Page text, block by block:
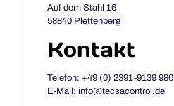
Auf dem Stahl 16
58840 Plettenberg
Kontakt
Telefon: +49 (0) 2391-9139 980
E-Mail: info@tecsacontrol.de